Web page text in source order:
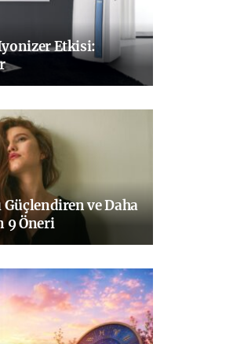
Etkisi:
Güçlendiren ve Daha
9 Öneri